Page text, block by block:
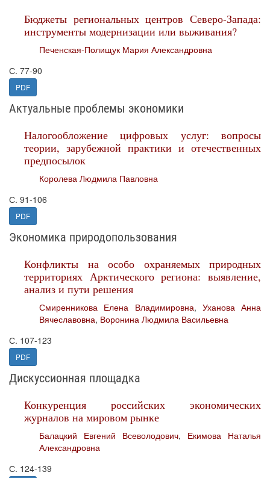
Бюджеты региональных центров Северо-Запада:
инструменты модернизации или выживания?
Печенская-Полищук Мария Александровна
С. 77-90
PDF
Актуальные проблемы экономики
Налогообложение цифровых услуг: вопросы
теории, зарубежной практики и отечественных
предпосылок
Королева Людмила Павловна
С. 91-106
PDF
Экономика природопользования
Конфликты на особо охраняемых природных
территориях Арктического региона: выявление,
анализ и пути решения
Смиренникова Елена Владимировна, Уханова Анна
Вячеславовна, Воронина Людмила Васильевна
С. 107-123
PDF
Дискуссионная площадка
Конкуренция российских экономических
журналов на мировом рынке
Балацкий Евгений Всеволодович, Екимова Наталья
Александровна
С. 124-139